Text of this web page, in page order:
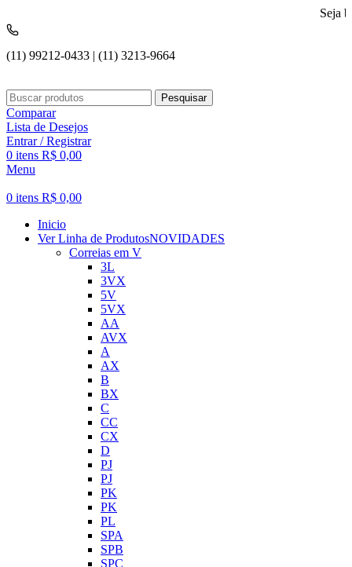
Seja bem vindo
(11) 99212-0433 | (11) 3213-9664
Pesquisar
Comparar
Lista de Desejos
Entrar / Registrar
0 itens R$ 0,00
Menu
0 itens R$ 0,00
Inicio
Ver Linha de ProdutosNOVIDADES
Correias em V
3L
3VX
5V
5VX
AA
AVX
A
AX
B
BX
C
CC
CX
D
PJ
PJ
PK
PK
PL
SPA
SPB
SPC